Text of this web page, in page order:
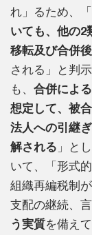
れ」るため、「
いても、他の2
移転及び合併
される」と判
も、 合併によ
想定して、被
法人への引継
解される 」と
いて、「形式
組織再編税制
支配の継続、
う実質を備え